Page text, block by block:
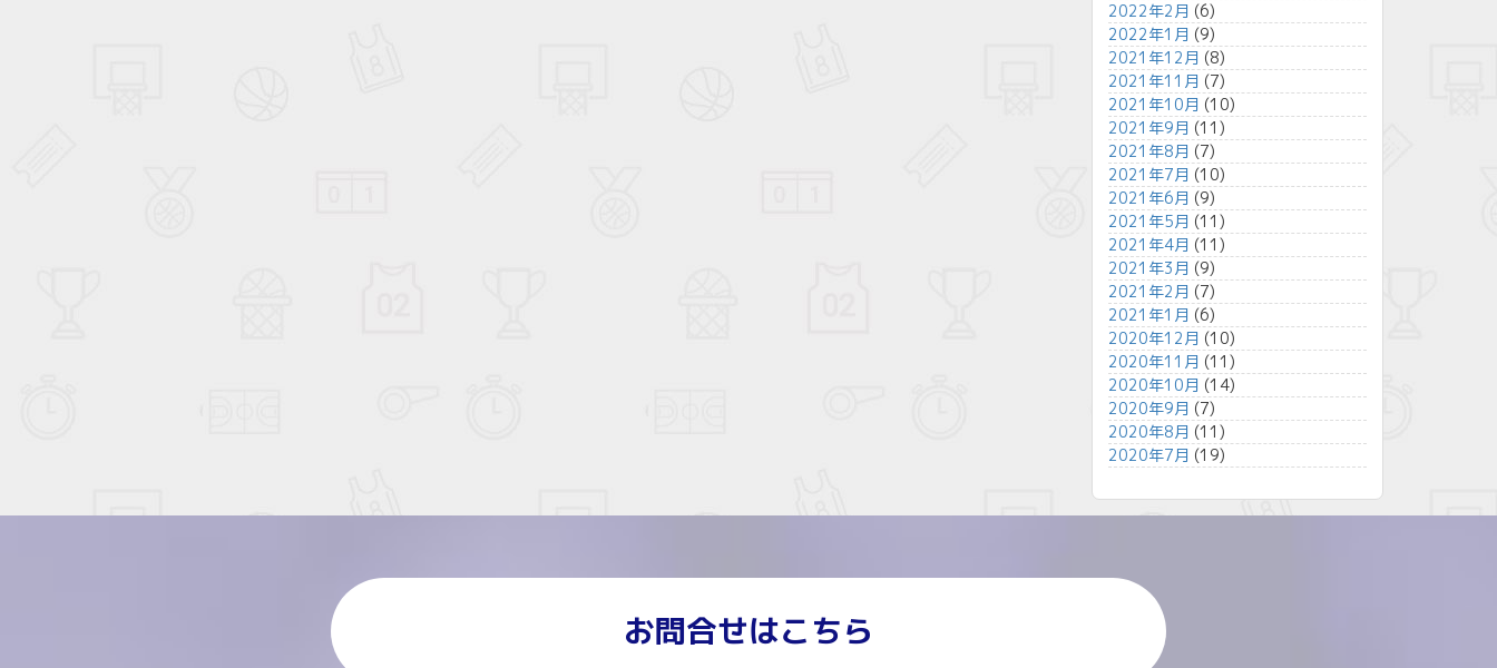
2022年2月 (6)
2022年1月 (9)
2021年12月 (8)
2021年11月 (7)
2021年10月 (10)
2021年9月 (11)
2021年8月 (7)
2021年7月 (10)
2021年6月 (9)
2021年5月 (11)
2021年4月 (11)
2021年3月 (9)
2021年2月 (7)
2021年1月 (6)
2020年12月 (10)
2020年11月 (11)
2020年10月 (14)
2020年9月 (7)
2020年8月 (11)
2020年7月 (19)
お問合せはこちら